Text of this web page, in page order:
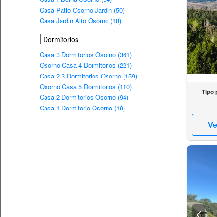
Casa Patio Osorno Jardin (50)
Casa Jardin Alto Osorno (18)
Dormitorios
Casa 3 Dormitorios Osorno (361)
Osorno Casa 4 Dormitorios (221)
Casa 2 3 Dormitorios Osorno (159)
Osorno Casa 5 Dormitorios (110)
Casa 2 Dormitorios Osorno (94)
Casa 1 Dormitorio Osorno (19)
Tipo